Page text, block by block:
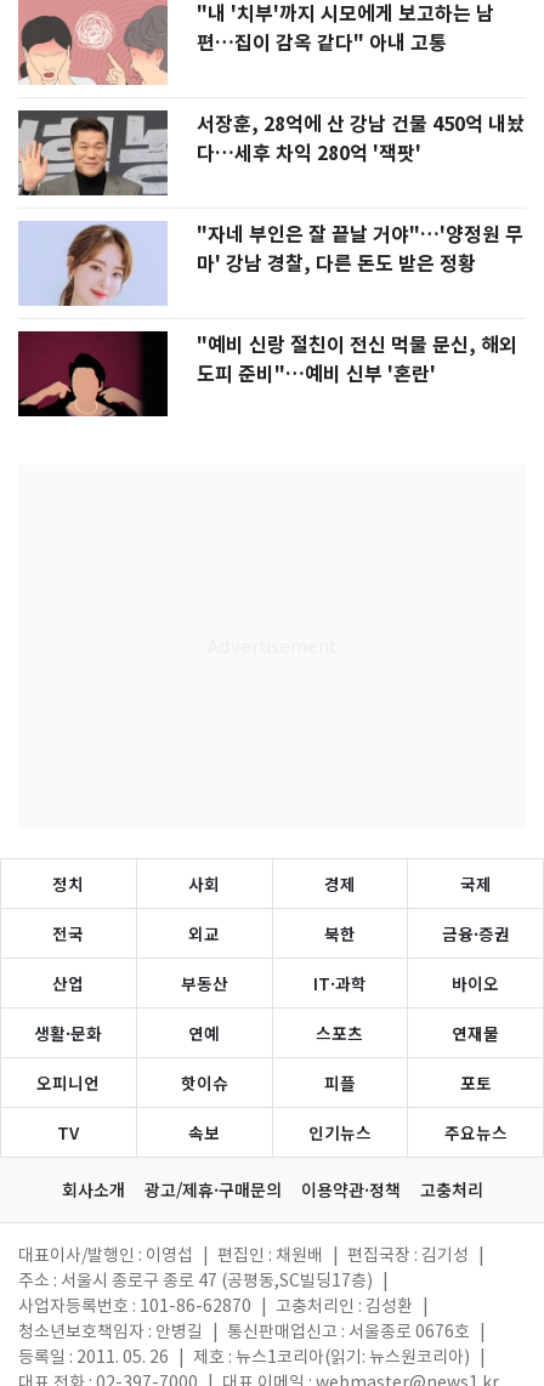
"내 '치부'까지 시모에게 보고하는 남
편…집이 감옥 같다" 아내 고통
서장훈, 28억에 산 강남 건물 450억 내놨
다…세후 차익 280억 '잭팟'
"자네 부인은 잘 끝날 거야"…'양정원 무
마' 강남 경찰, 다른 돈도 받은 정황
"예비 신랑 절친이 전신 먹물 문신, 해외
도피 준비"…예비 신부 '혼란'
정치 사회 경제 국제
전국 외교 북한 금융·증권
산업 부동산 IT·과학 바이오
생활·문화 연예 스포츠 연재물
오피니언 핫이슈 피플 포토
TV 속보 인기뉴스 주요뉴스
회사소개 광고/제휴·구매문의 이용약관·정책 고충처리
대표이사/발행인 : 이영섭 편집인 : 채원배 편집국장 : 김기성
주소 : 서울시 종로구 종로 47 (공평동,SC빌딩17층)
사업자등록번호 : 101-86-62870
고충처리인 : 김성환
청소년보호책임자 : 안병길
통신판매업신고 : 서울종로 0676호
등록일 : 2011. 05. 26
제호 : 뉴스1코리아(읽기: 뉴스원코리아)